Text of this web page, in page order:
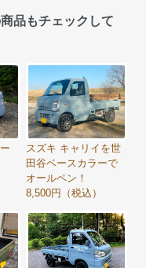
品もチェックして
スズキ キャリイを世
田谷ベースカラーで
オールペン！
8,500円（税込）